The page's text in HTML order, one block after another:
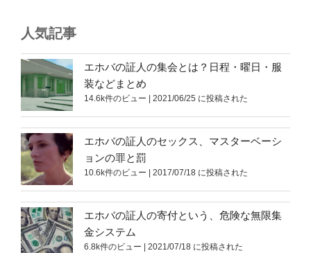
人気記事
エホバの証人の集会とは？日程・曜日・服
装などまとめ
14.6k件のビュー 2021/06/25 に投稿された
エホバの証人のセックス、マスターベーシ
ョンの罪と罰
10.6k件のビュー 2017/07/18 に投稿された
エホバの証人の寄付という、危険な無限集
金システム
6.8k件のビュー 2021/07/18 に投稿された